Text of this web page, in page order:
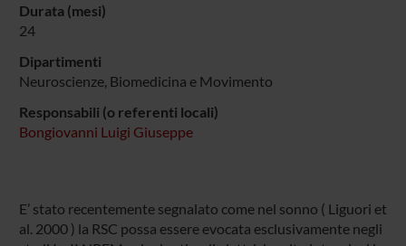
Durata (mesi)
24
Dipartimenti
Neuroscienze, Biomedicina e Movimento
Responsabili (o referenti locali)
Bongiovanni Luigi Giuseppe
E’ stato recentemente segnalato come nel sonno ( Liguori et
al. 2000 ) la RSC possa essere evocata esclusivamente negli